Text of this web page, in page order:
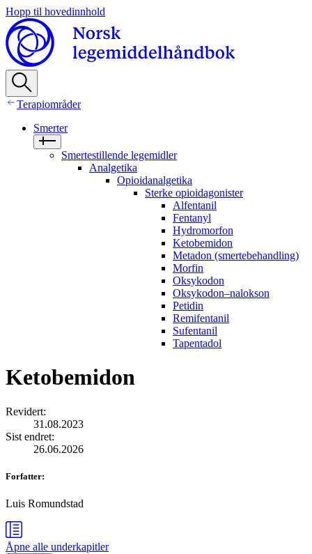
Hopp til hovedinnhold
Terapiområder
Smerter
Smertestillende legemidler
Analgetika
Opioidanalgetika
Sterke opioidagonister
Alfentanil
Fentanyl
Hydromorfon
Ketobemidon
Metadon (smertebehandling)
Morfin
Oksykodon
Oksykodon–nalokson
Petidin
Remifentanil
Sufentanil
Tapentadol
Ketobemidon
Revidert:
31.08.2023
Sist endret:
26.06.2026
Forfatter:
Luis Romundstad
Åpne alle underkapitler